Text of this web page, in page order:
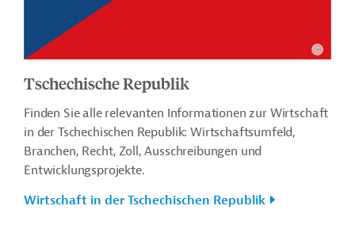
Tschechische Republik
Finden Sie alle relevanten Informationen zur Wirtschaft
in der Tschechischen Republik: Wirtschaftsumfeld,
Branchen, Recht, Zoll, Ausschreibungen und
Entwicklungsprojekte.
Wirtschaft in der Tschechischen Republik